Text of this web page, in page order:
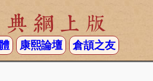
網上版
康熙論壇 倉頡之友